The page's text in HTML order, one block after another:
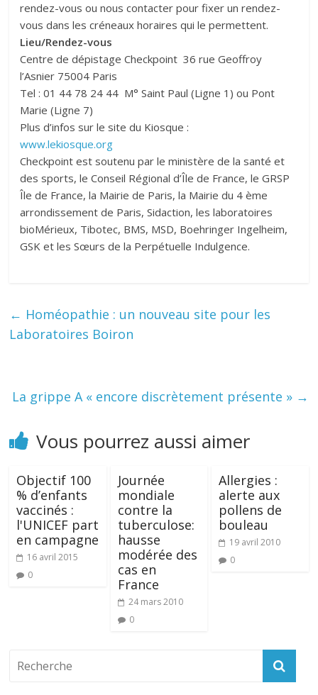
rendez-vous ou nous contacter pour fixer un rendez-
vous dans les créneaux horaires qui le permettent.
Lieu/Rendez-vous
Centre de dépistage Checkpoint 36 rue Geoffroy
l’Asnier 75004 Paris
Tel : 01 44 78 24 44 M° Saint Paul (Ligne 1) ou Pont
Marie (Ligne 7)
Plus d’infos sur le site du Kiosque :
www.lekiosque.org
Checkpoint est soutenu par le ministère de la santé et
des sports, le Conseil Régional d’Île de France, le GRSP
Île de France, la Mairie de Paris, la Mairie du 4 ème
arrondissement de Paris, Sidaction, les laboratoires
bioMérieux, Tibotec, BMS, MSD, Boehringer Ingelheim,
GSK et les Sœurs de la Perpétuelle Indulgence.
← Homéopathie : un nouveau site pour les
Laboratoires Boiron
La grippe A « encore discrètement présente » →
Vous pourrez aussi aimer
Objectif 100
% d’enfants
vaccinés :
l'UNICEF part
en campagne
16 avril 2015
0
Journée
mondiale
contre la
tuberculose:
hausse
modérée des
cas en
France
24 mars 2010
0
Allergies :
alerte aux
pollens de
bouleau
19 avril 2010
0